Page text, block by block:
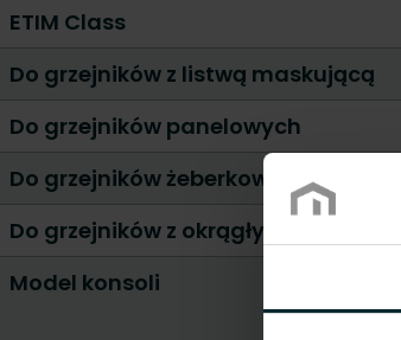
ETIM Class
Do grzejników z listwą maskującą
Do grzejników panelowych
Do grzejników żeberkowych
Do grzejników z okrągłym/ostrym
Model konsoli